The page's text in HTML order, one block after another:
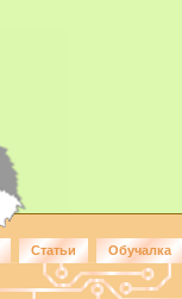
Статьи Обучалка